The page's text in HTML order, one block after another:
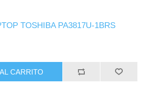
TOSHIBA PA3817U-1BRS
CARRITO